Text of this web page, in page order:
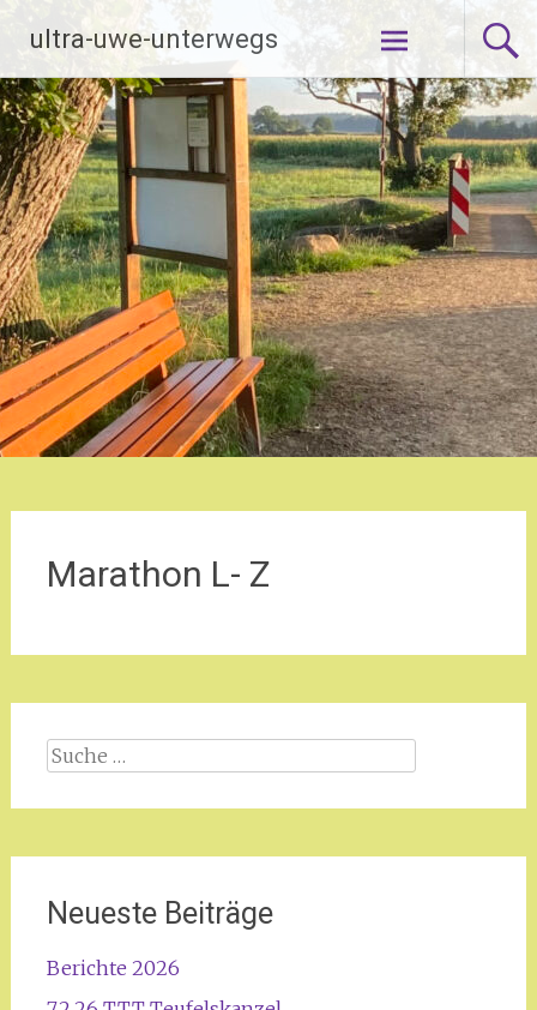
Inhalt
springen
ultra-uwe-unterwegs
Marathon L- Z
Suche
Neueste Beiträge
Berichte 2026